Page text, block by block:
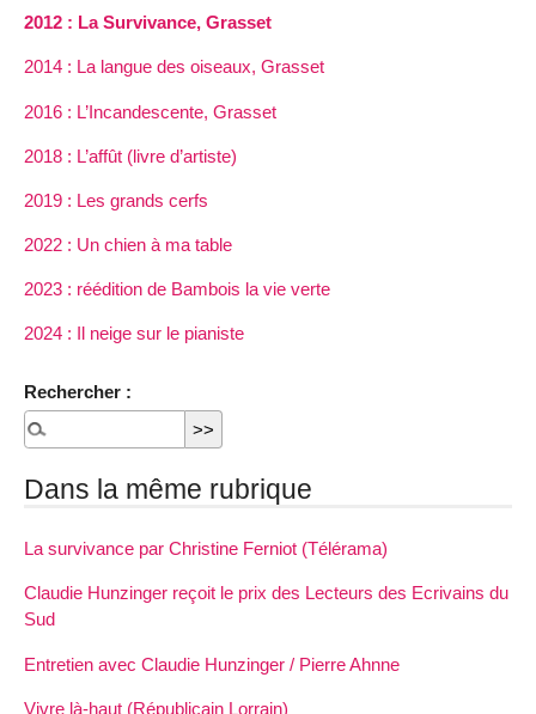
2012 : La Survivance, Grasset
2014 : La langue des oiseaux, Grasset
2016 : L’Incandescente, Grasset
2018 : L’affût (livre d’artiste)
2019 : Les grands cerfs
2022 : Un chien à ma table
2023 : réédition de Bambois la vie verte
2024 : Il neige sur le pianiste
Rechercher :
Dans la même rubrique
La survivance par Christine Ferniot (Télérama)
Claudie Hunzinger reçoit le prix des Lecteurs des Ecrivains du
Sud
Entretien avec Claudie Hunzinger / Pierre Ahnne
Vivre là-haut (Républicain Lorrain)